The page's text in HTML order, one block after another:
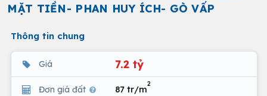
MẶT TIỀN- PHAN HUY ÍCH- GÒ VẤP
Thông tin chung
Giá 7.2 tỷ
Đơn giá đất 87 tr/m
2